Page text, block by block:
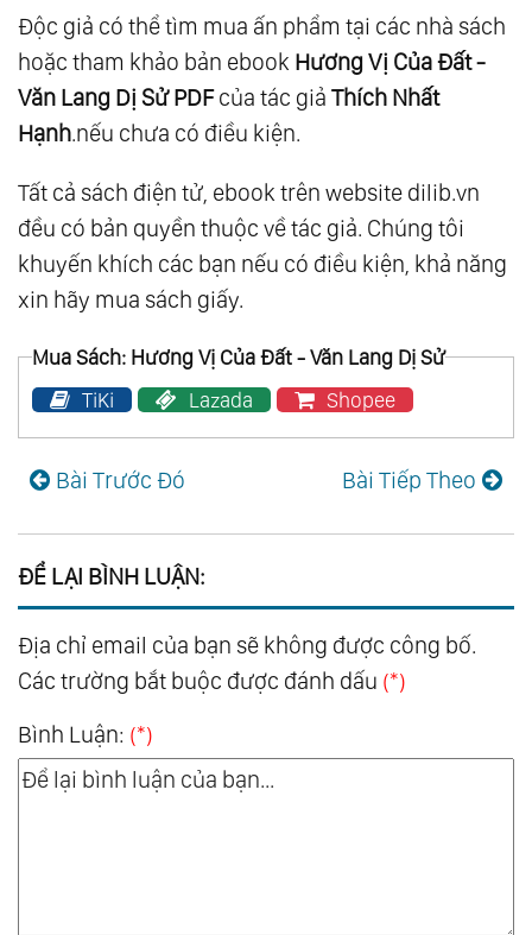
Độc giả có thể tìm mua ấn phẩm tại các nhà sách
hoặc tham khảo bản ebook Hương Vị Của Đất -
Văn Lang Dị Sử PDFcủa tác giả Thích Nhất
Hạnh.nếu chưa có điều kiện.
Tất cả sách điện tử, ebook trên website dilib.vn
đều có bản quyền thuộc về tác giả. Chúng tôi
khuyến khích các bạn nếu có điều kiện, khả năng
xin hãy mua sách giấy.
Mua Sách: Hương Vị Của Đất - Văn Lang Dị Sử
TiKi
Lazada Shopee
Bài Trước Đó Bài Tiếp Theo
ĐỂ LẠI BÌNH LUẬN:
Địa chỉ email của bạn sẽ không được công bố.
Các trường bắt buộc được đánh dấu (*)
Bình Luận: (*)